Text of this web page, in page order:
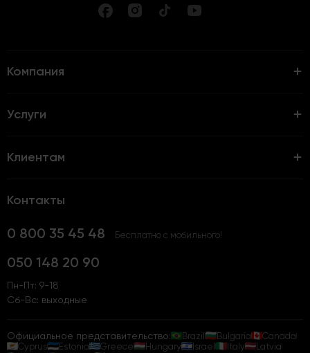
Компания
Услуги
Клиентам
Контакты
0 800 35 45 48 Бесплатно с мобильного!
050 148 20 90
Пн-Пт: 9-18
Сб-Вс: выходные
Официальное представительство: Brazil Bulgaria
Canada
Cyprus
Estonia Greece Hungary Israel Italy
Latvia